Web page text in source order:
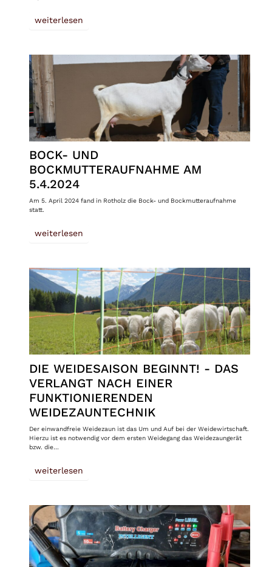
weiterlesen
BOCK- UND
BOCKMUTTERAUFNAHME AM
5.4.2024
Am 5. April 2024 fand in Rotholz die Bock- und Bockmutteraufnahme
statt.
weiterlesen
DIE WEIDESAISON BEGINNT! - DAS
VERLANGT NACH EINER
FUNKTIONIERENDEN
WEIDEZAUNTECHNIK
Der einwandfreie Weidezaun ist das Um und Auf bei der Weidewirtschaft.
Hierzu ist es notwendig vor dem ersten Weidegang das Weidezaungerät
bzw. die…
weiterlesen